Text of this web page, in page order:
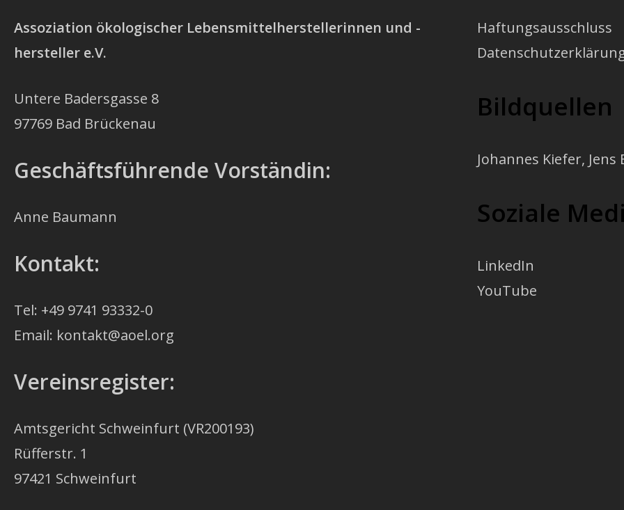
Assoziation ökologischer Lebensmittelherstellerinnen und -
hersteller e.V.
Untere Badersgasse 8
97769 Bad Brückenau
Geschäftsführende Vorständin:
Anne Baumann
Kontakt:
Tel: +49 9741 93332-0
Email: kontakt@aoel.org
Vereinsregister:
Amtsgericht Schweinfurt (VR200193)
Rüfferstr. 1
97421 Schweinfurt
Haftungsausschluss
Bildquellen
Johannes Kiefer, Jens
Soziale
LinkedIn
YouTube